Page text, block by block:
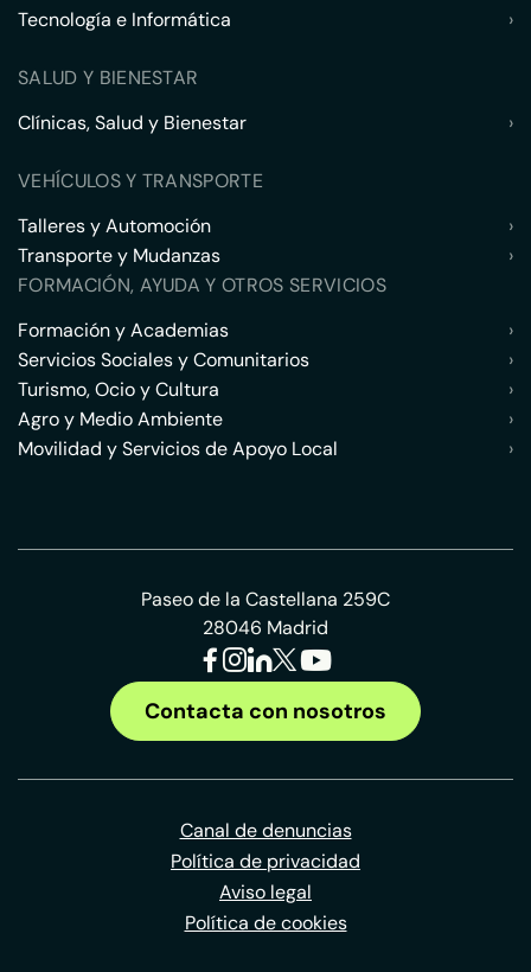
Tecnología e Informática
›
SALUD Y BIENESTAR
Clínicas, Salud y Bienestar
›
VEHÍCULOS Y TRANSPORTE
Talleres y Automoción
›
Transporte y Mudanzas
›
FORMACIÓN, AYUDA Y OTROS SERVICIOS
Formación y Academias
›
Servicios Sociales y Comunitarios
›
Turismo, Ocio y Cultura
›
Agro y Medio Ambiente
›
Movilidad y Servicios de Apoyo Local
›
Paseo de la Castellana 259C
28046 Madrid
Contacta con nosotros
Canal de denuncias
Política de privacidad
Aviso legal
Política de cookies